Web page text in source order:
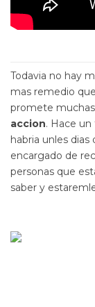
Todavia no hay
mas remedio
promete
accion. Hace
habria unles
encargado de
personas que
saber y